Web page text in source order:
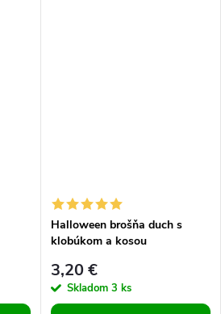
Halloween brošňa duch s
klobúkom a kosou
3,20 €
Skladom 3 ks